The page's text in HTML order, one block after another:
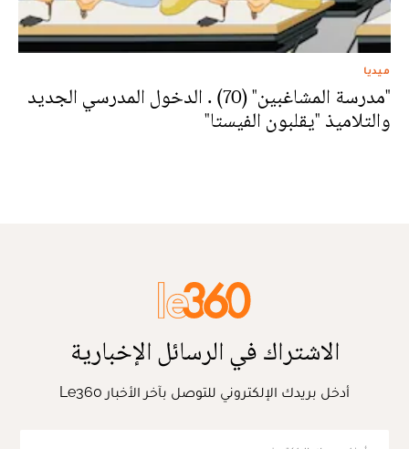
ميديا
"مدرسة المشاغبين" (70) . الدخول المدرسي الجديد
والتلاميذ "يقلبون الفيستا"
الاشتراك في الرسائل الإخبارية
أدخل بريدك الإلكتروني للتوصل بآخر الأخبار Le360